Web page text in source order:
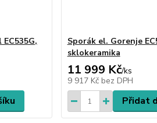
Sporák el. Gorenje
sklokeramika
11 999 Kč/ks
9 917 Kč bez DPH
Přidat